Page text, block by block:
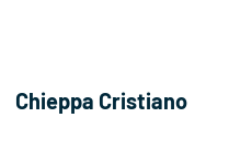
Chieppa Cristiano